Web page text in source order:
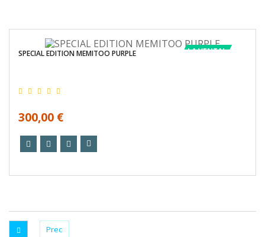
LA VENTA!
SPECIAL EDITION MEMITOO PURPLE
300,00 €